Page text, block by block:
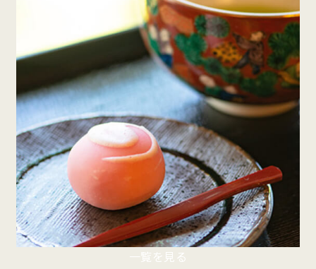
一覧を見る